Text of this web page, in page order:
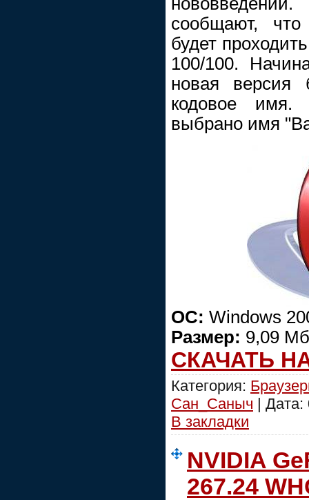
сообщают,
будет
100/100.
новая версия
кодовое
выбрано имя
ОС: Windows
Размер: 9,09 Мб
СКАЧАТЬ
Категория:
Сан_Саныч | Дата:
В закладки
NVIDIA
267.24